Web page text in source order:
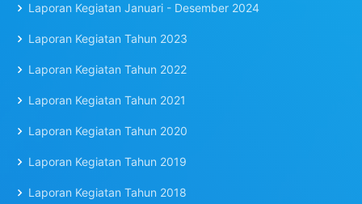
Laporan Kegiatan Januari - Desember 2024
Laporan Kegiatan Tahun 2023
Laporan Kegiatan Tahun 2022
Laporan Kegiatan Tahun 2021
Laporan Kegiatan Tahun 2020
Laporan Kegiatan Tahun 2019
Laporan Kegiatan Tahun 2018